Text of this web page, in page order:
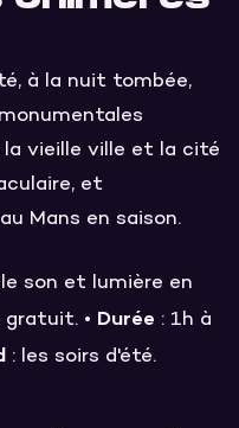
à la nuit tombée,
vieille ville et la cité
et
Mans en saison.
son et lumière en
gratuit. • Durée : 1h à
: les soirs d'été.